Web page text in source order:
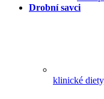
Drobní savci
klinické